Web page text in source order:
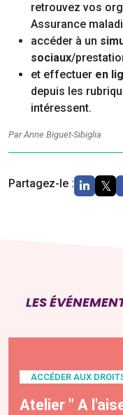
retrouvez vos
Assurance
accéder à un
sociaux/
et effectuer en
depuis les
intéressent.
Par Anne Biguet-Sibiglia
Partagez-le :
LES
ACCÉDER AUX
Atelier " A